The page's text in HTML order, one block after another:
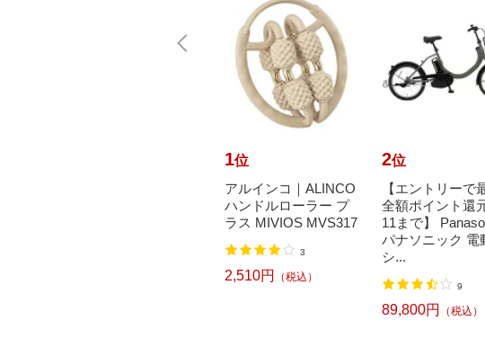
1位
アルインコ｜ALINCO
ハンドルローラー プ
ラス MIVIOS MVS317
3
2,510円 （税込）
2位
【エントリーで
全額ポイント還
11まで】
パナソニック 電
シ...
9
89,800円 （税込）